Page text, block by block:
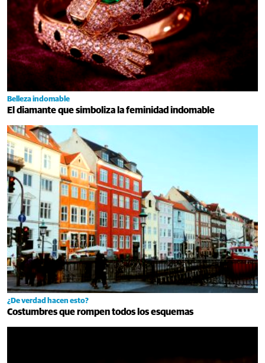
Belleza indomable
El diamante que simboliza la feminidad indomable
¿De verdad hacen esto?
Costumbres que rompen todos los esquemas